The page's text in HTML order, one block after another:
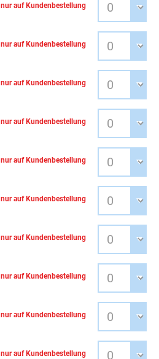
nur auf Kundenbestellung
nur auf Kundenbestellung
nur auf Kundenbestellung
nur auf Kundenbestellung
nur auf Kundenbestellung
nur auf Kundenbestellung
nur auf Kundenbestellung
nur auf Kundenbestellung
nur auf Kundenbestellung
nur auf Kundenbestellung